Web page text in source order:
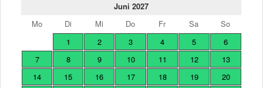
Juni 2027
Mo
Di Mi Do Fr Sa
So
1
2 3 4 5
6
7
8 9 10 11 12
13
14
15 16 17 18 19
20